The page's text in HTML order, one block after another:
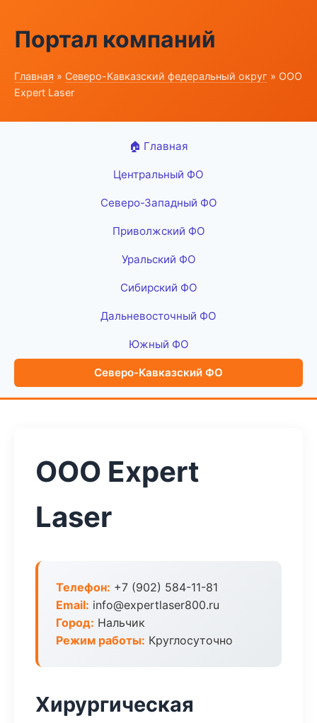
Портал компаний
Главная » Северо-Кавказский федеральный округ » ООО
Expert Laser
🏠 Главная
Центральный ФО
Северо-Западный ФО
Приволжский ФО
Уральский ФО
Сибирский ФО
Дальневосточный ФО
Южный ФО
Северо-Кавказский ФО
ООО Expert
Laser
Телефон: +7 (902) 584-11-81
Email: info@expertlaser800.ru
Город: Нальчик
Режим работы: Круглосуточно
Хирургическая